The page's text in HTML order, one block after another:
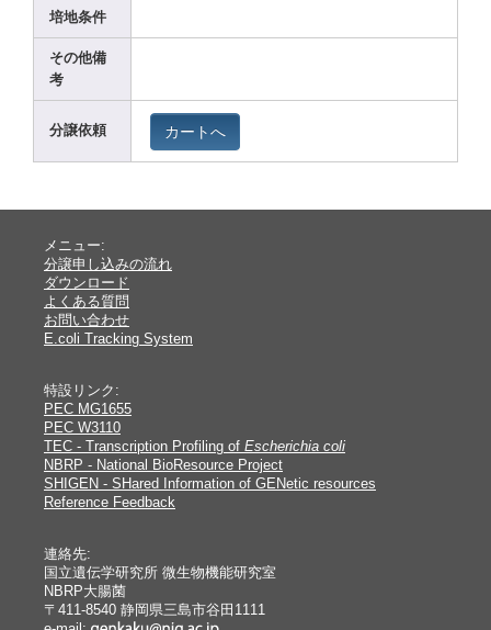
培地条件
その他備
考
分譲依頼 カートへ
メニュー:
分譲申し込みの流れ
ダウンロード
よくある質問
お問い合わせ
E.coli Tracking System
特設リンク:
PEC MG1655
PEC W3110
TEC - Transcription Profiling of Escherichia coli
NBRP - National BioResource Project
SHIGEN - SHared Information of GENetic resources
Reference Feedback
連絡先:
国立遺伝学研究所 微生物機能研究室
NBRP大腸菌
〒411-8540 静岡県三島市谷田1111